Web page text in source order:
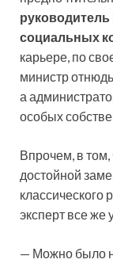
социальных
карьере, по
министр
а
особых
Впрочем, в том,
достойной
классического
эксперт все же
— Можно было